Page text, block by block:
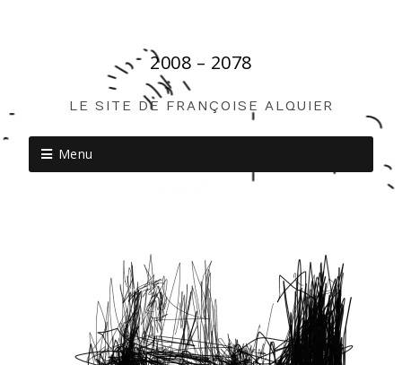
2008 – 2078
LE SITE DE FRANÇOISE ALQUIER
Menu